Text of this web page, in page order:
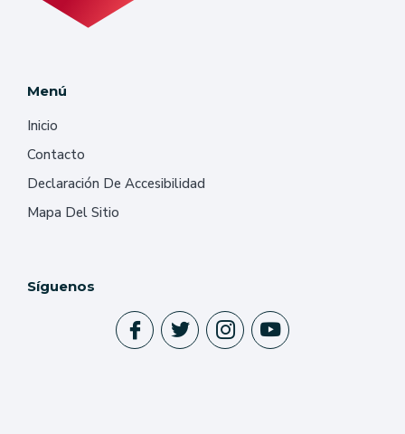
Menú
Inicio
Contacto
Declaración De Accesibilidad
Mapa Del Sitio
Síguenos